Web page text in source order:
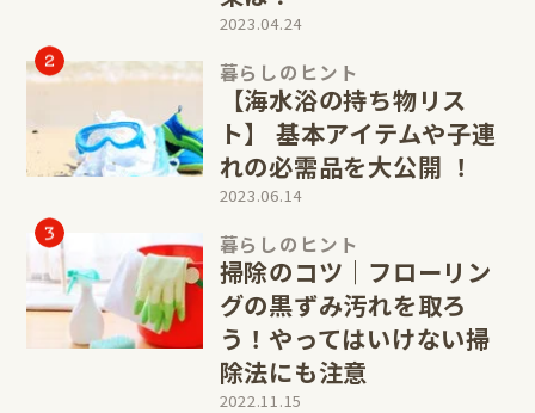
2023.04.24
暮らしのヒント
【海水浴の持ち物リス
ト】 基本アイテムや子連
れの必需品を大公開 ！
2023.06.14
暮らしのヒント
掃除のコツ｜フローリン
グの黒ずみ汚れを取ろ
う！やってはいけない掃
除法にも注意
2022.11.15